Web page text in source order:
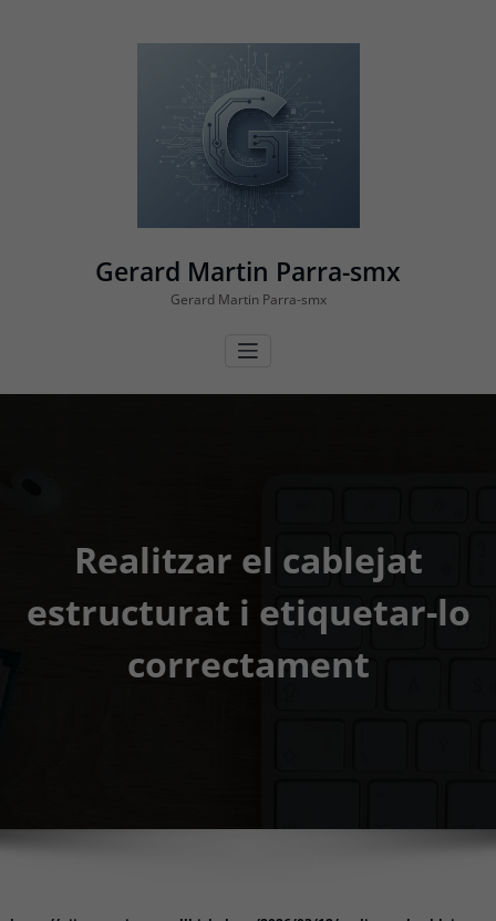
Gerard Martin Parra-smx
Gerard Martin Parra-smx
Realitzar el cablejat
estructurat i etiquetar-lo
correctament